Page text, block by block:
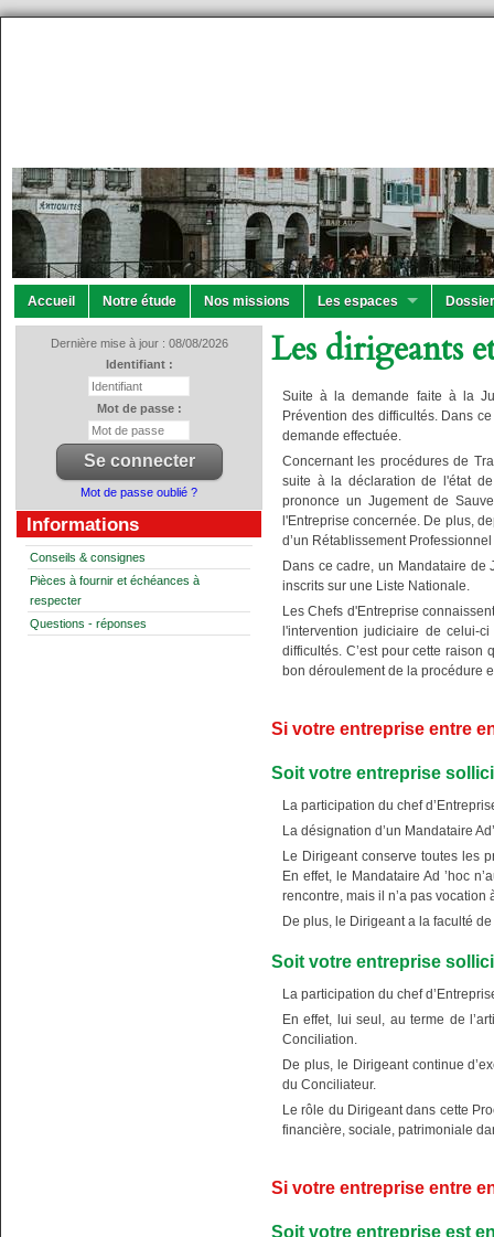
Accueil Notre étude Nos missions Les espaces
Dernière mise à jour : 08/08/2026
Identifiant :
Mot de passe :
Mot de passe oublié ?
Informations
Conseils & consignes
Pièces à fournir et échéances à
respecter
Questions - réponses
Les dirigeants
Suite à la demande faite à la
Prévention des difficultés. Dans
demande effectuée.
Concernant les procédures de
suite à la déclaration de l'état
prononce un Jugement de
l'Entreprise concernée. De plus,
d’un Rétablissement
Dans ce cadre, un Mandataire de
inscrits sur une Liste Nationale.
Les Chefs d'Entreprise
l'intervention judiciaire de celui-
difficultés. C’est pour cette
bon déroulement de la procédure
Si votre entreprise entre
Soit votre entreprise
La participation du chef
La désignation d’un Mandataire
Le Dirigeant conserve toutes les
En effet, le Mandataire Ad ’hoc
rencontre, mais il n’a pas
De plus, le Dirigeant a la faculté
Soit votre entreprise
La participation du chef
En effet, lui seul, au terme de
Conciliation.
De plus, le Dirigeant continue
du Conciliateur.
Le rôle du Dirigeant dans cette
financière, sociale, patrimoniale
Si votre entreprise entre
Soit votre entreprise est